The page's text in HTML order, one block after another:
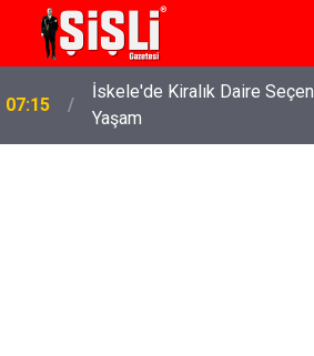
07:15
İskele'de Kiralık Daire
Yaşam